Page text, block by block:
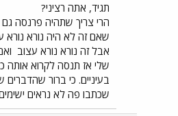
תגיד, אתה רציני?
הרי צריך שתהיה פרנסה
שאם זה לא היה נורא נורא
אבל זה נורא נורא עצוב
שלי אז תנסה לקרוא אותה
בעיניים. כי ברור
שכתבו פה לא נראים